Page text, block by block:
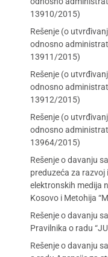
13910/2015)
Rešenje (o
odnosno
13911/2015)
Rešenje (o
odnosno
13912/2015)
Rešenje (o
odnosno
13964/2015)
Rešenje o davanju
preduzeća za
elektronskih medija
Kosovo i Metohija
Rešenje o davanju
Pravilnika o radu
Rešenje o davanju